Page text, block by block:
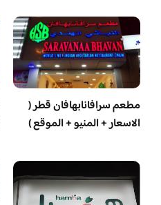
مطعم سرافانابهافان قطر (
الاسعار + المنيو + الموقع )